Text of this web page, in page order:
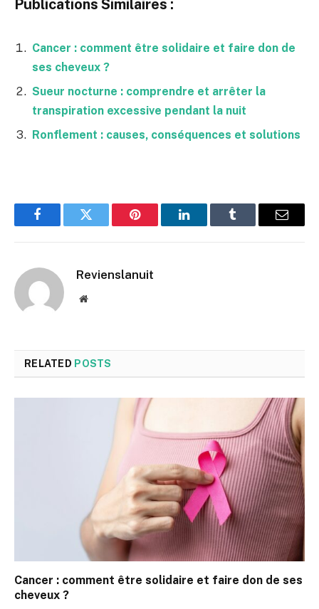
Publications Similaires :
Cancer : comment être solidaire et faire don de
ses cheveux ?
Sueur nocturne : comprendre et arrêter la
transpiration excessive pendant la nuit
Ronflement : causes, conséquences et solutions
FacebookTwitter Pinterest LinkedInTumblr Email
Revienslanuit
Website
RELATED POSTS
Cancer : comment être solidaire et faire don de ses
cheveux ?